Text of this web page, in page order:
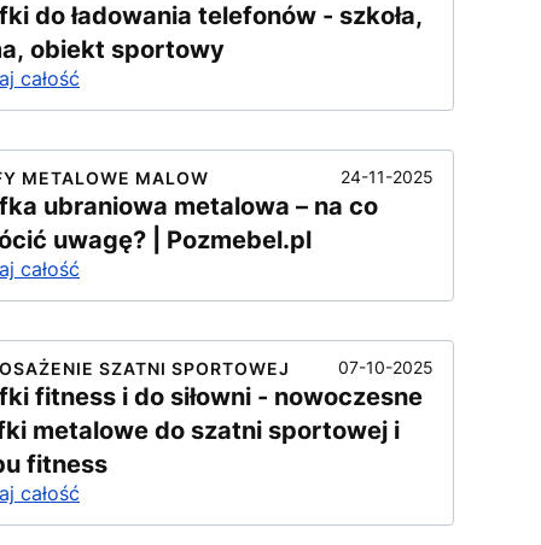
do ładowania telefonów - szkoła,
obiekt sportowy
całość
METALOWE MALOW 24-11-2025
ubraniowa metalowa – na co
uwagę? | Pozmebel.pl
całość
SZATNI SPORTOWEJ 07-10-2025
fitness i do siłowni - nowoczesne
metalowe do szatni sportowej i
fitness
całość